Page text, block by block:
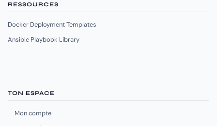
RESSOURCES
Docker Deployment Templates
Ansible Playbook Library
TON ESPACE
Mon compte